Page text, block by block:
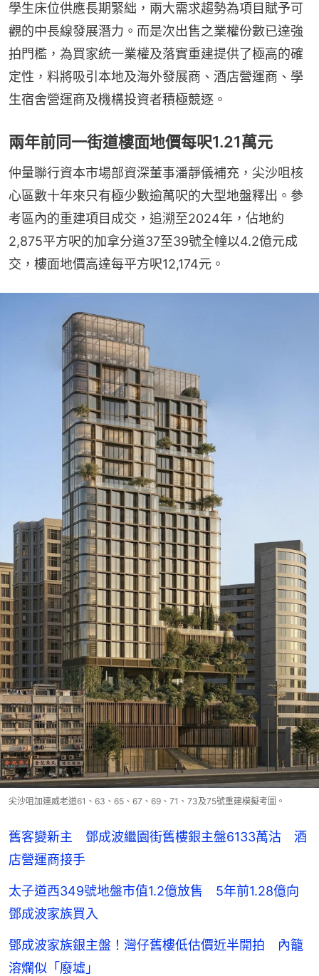
學生床位供應長期緊絀，兩大需求趨勢為項目賦予可
觀的中長線發展潛力。而是次出售之業權份數已達強
拍門檻，為買家統一業權及落實重建提供了極高的確
定性，料將吸引本地及海外發展商、酒店營運商、學
生宿舍營運商及機構投資者積極競逐。
兩年前同一街道樓面地價每呎1.21萬元
仲量聯行資本市場部資深董事潘靜儀補充，尖沙咀核
心區數十年來只有極少數逾萬呎的大型地盤釋出。參
考區內的重建項目成交，追溯至2024年，佔地約
2,875平方呎的加拿分道37至39號全幢以4.2億元成
交，樓面地價高達每平方呎12,174元。
尖沙咀加連威老道61、63、65、67、69、71、73及75號重建模擬考圖。
舊客變新主 鄧成波繼園街舊樓銀主盤6133萬沽 酒
店營運商接手
太子道西349號地盤市值1.2億放售 5年前1.28億向
鄧成波家族買入
鄧成波家族銀主盤！灣仔舊樓低估價近半開拍 內籠
溶爛似「廢墟」